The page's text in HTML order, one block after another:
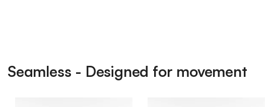
Seamless - Designed for movement